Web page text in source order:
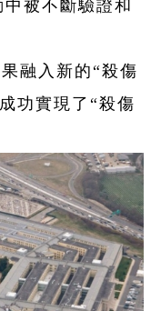
被不斷驗證和
融入新的“殺傷
功實現了“殺傷